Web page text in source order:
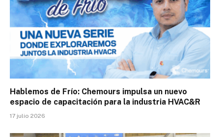
Hablemos de Frío: Chemours impulsa un nuevo
espacio de capacitación para la industria HVAC&R
17 julio 2026